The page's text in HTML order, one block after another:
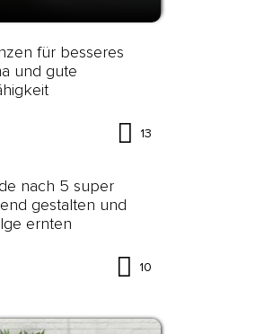
für besseres
und gute
13
nach 5 super
gestalten und
ernten
10